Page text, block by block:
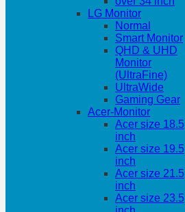
LG Monitor
Normal
Smart Monitor
QHD & UHD
Monitor
(UltraFine)
UltraWide
Gaming Gear
Acer-Monitor
Acer size 18.5
inch
Acer size 19.5
inch
Acer size 21.5
inch
Acer size 23.5